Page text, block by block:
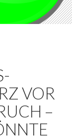
VOR
–